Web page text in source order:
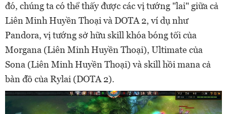
đó, chúng ta có thể thấy được các vị tướng "lai" giữa cả
Liên Minh Huyền Thoại và DOTA 2, ví dụ như
Pandora, vị tướng sở hữu skill khóa bóng tối của
Morgana (Liên Minh Huyền Thoại), Ultimate của
Sona (Liên Minh Huyền Thoại) và skill hồi mana cả
bàn đồ của Rylai (DOTA 2).